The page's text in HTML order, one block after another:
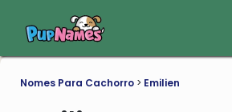
Nomes Para Cachorro > Emilien